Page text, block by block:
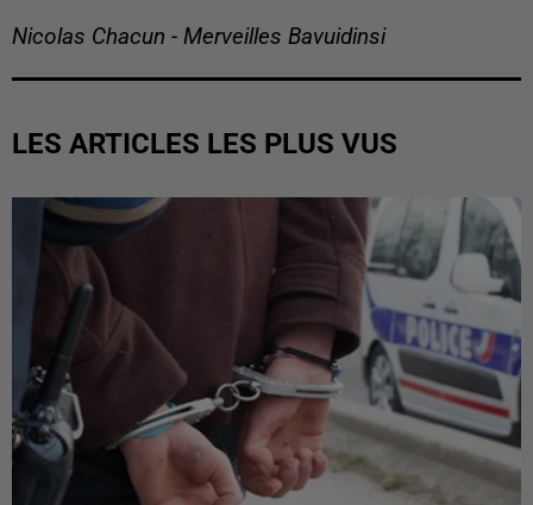
Nicolas Chacun - Merveilles Bavuidinsi
LES ARTICLES LES PLUS VUS